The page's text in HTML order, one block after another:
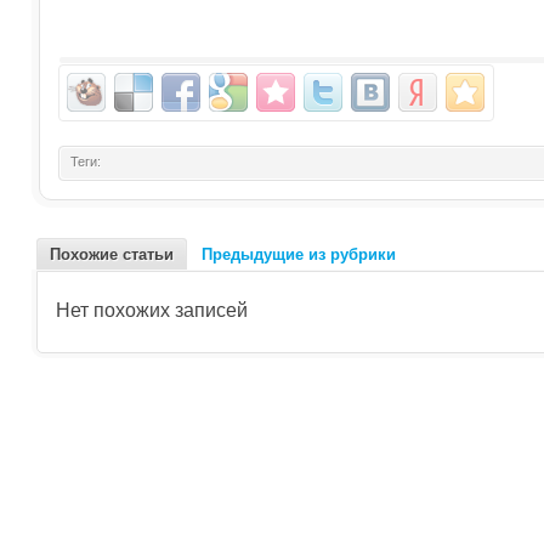
Теги:
Похожие статьи Предыдущие из рубрики
Нет похожих записей